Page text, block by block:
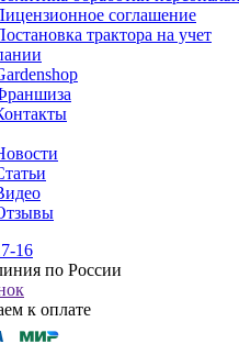
соглашение
трактора на учет
16
по России
к оплате